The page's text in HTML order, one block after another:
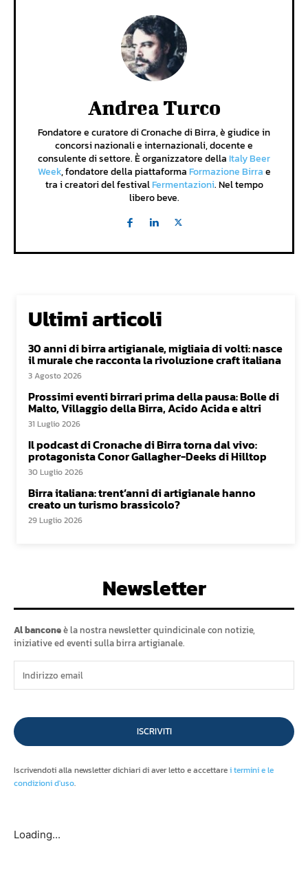
Andrea Turco
Fondatore e curatore di Cronache di Birra, è giudice in
concorsi nazionali e internazionali, docente e
consulente di settore. È organizzatore della Italy Beer
Week, fondatore della piattaforma Formazione Birrae
tra i creatori del festivalFermentazioni. Nel tempo
libero beve.
Ultimi articoli
30 anni di birra artigianale, migliaia di volti: nasce
il murale che racconta la rivoluzione craft italiana
3 Agosto 2026
Prossimi eventi birrari prima della pausa: Bolle di
Malto, Villaggio della Birra, Acido Acida e altri
31 Luglio 2026
Il podcast di Cronache di Birra torna dal vivo:
protagonista Conor Gallagher-Deeks di Hilltop
30 Luglio 2026
Birra italiana: trent’anni di artigianale hanno
creato un turismo brassicolo?
29 Luglio 2026
Newsletter
Al banconeè la nostra newsletter quindicinale con notizie,
iniziative ed eventi sulla birra artigianale.
ISCRIVITI
Iscrivendoti alla newsletter dichiari di aver letto e accettarei termini e le
condizioni d'uso.
Loading...